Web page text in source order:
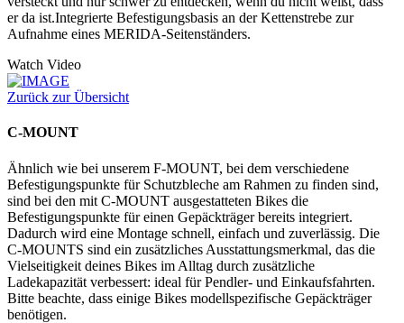
er da ist.Integrierte Befestigungsbasis an der Kettenstrebe zur
Aufnahme eines MERIDA-Seitenständers.
Watch Video
Zurück zur Übersicht
C-MOUNT
Ähnlich wie bei unserem F-MOUNT, bei dem verschiedene
Befestigungspunkte für Schutzbleche am Rahmen zu finden sind,
sind bei den mit C-MOUNT ausgestatteten Bikes die
Befestigungspunkte für einen Gepäckträger bereits integriert.
Dadurch wird eine Montage schnell, einfach und zuverlässig. Die
C-MOUNTS sind ein zusätzliches Ausstattungsmerkmal, das die
Vielseitigkeit deines Bikes im Alltag durch zusätzliche
Ladekapazität verbessert: ideal für Pendler- und Einkaufsfahrten.
Bitte beachte, dass einige Bikes modellspezifische Gepäckträger
benötigen.